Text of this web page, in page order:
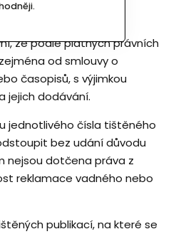
že podle platných právních
od smlouvy o
časopisů, s výjimkou
jejich dodávání.
jednotlivého čísla tištěného
bez udání důvodu
nejsou dotčena práva z
reklamace vadného nebo
publikací, na které se